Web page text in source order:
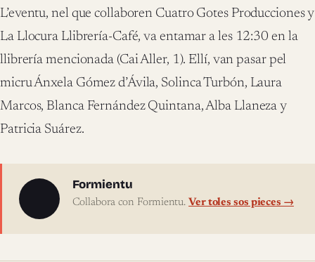
L’eventu, nel que collaboren Cuatro Gotes Producciones y
La Llocura Llibrería-Café, va entamar a les 12:30 en la
llibrería mencionada (Cai Aller, 1). Ellí, van pasar pel
micru Ánxela Gómez d’Ávila, Solinca Turbón, Laura
Marcos, Blanca Fernández Quintana, Alba Llaneza y
Patricia Suárez.
Sobre l'autor
Formientu
Collabora con Formientu. Ver toles sos pieces →